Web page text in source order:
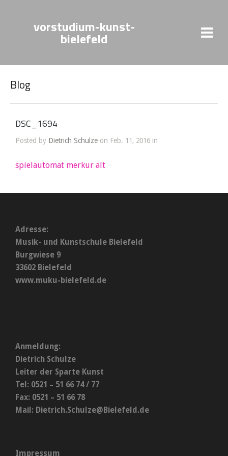
vorstudium-kunst-
bielefeld
Blog
DSC_1694
Posted by Dietrich Schulze on Feb. 11, 2016 in
spielautomat merkur alt
Adresse:
Musik- und Kunstschule Bielefeld
Burgwiese 9
33602 Bielefeld
www.muku-bielefeld.de
Anmeldung:
Dietrich Schulze
Leiter der Sparte Kunst
Tel: 0521 – 51 66 74 / 77
Fax: 0521 – 51 66 78
Mail: Dietrich.Schulze@Bielefeld.de
Impressum